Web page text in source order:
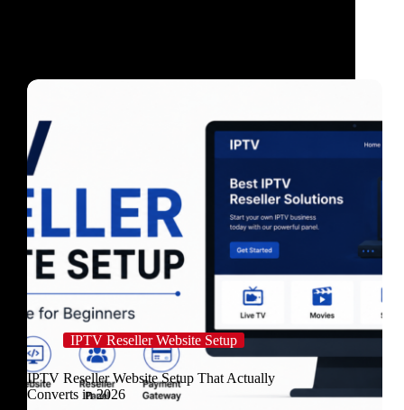
IPTV Reseller Website Setup
IPTV Reseller Website Setup That Actually
Converts in 2026